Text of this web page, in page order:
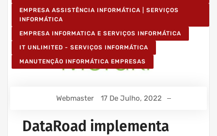
EMPRESA ASSISTÊNCIA INFORMÁTICA | SERVIÇOS
INFORMÁTICA
EMPRESA INFORMATICA E SERVIÇOS INFORMÁTICA
IT UNLIMITED - SERVIÇOS INFORMÁTICA
MANUTENÇÃO INFORMÁTICA EMPRESAS
Webmaster 17 De Julho, 2022
DataRoad implementa